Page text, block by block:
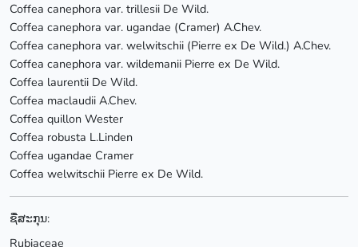
Coffea canephora var. trillesii De Wild.
Coffea canephora var. ugandae (Cramer) A.Chev.
Coffea canephora var. welwitschii (Pierre ex De Wild.) A.Chev.
Coffea canephora var. wildemanii Pierre ex De Wild.
Coffea laurentii De Wild.
Coffea maclaudii A.Chev.
Coffea quillon Wester
Coffea robusta L.Linden
Coffea ugandae Cramer
Coffea welwitschii Pierre ex De Wild.
ຊື່ສະກຸນ:
Rubiaceae